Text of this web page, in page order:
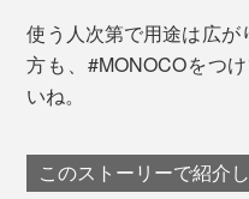
使う人次第で用途は広
方も、#MONOCOをつ
いね。
このストーリーで紹介